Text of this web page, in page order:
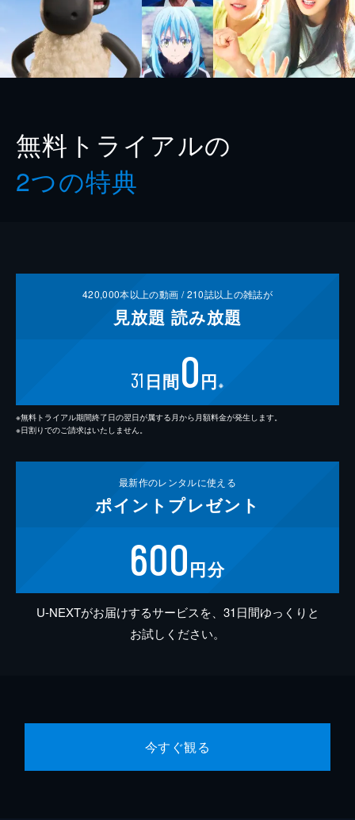
無料トライアルの
2つの特典
420,000本以上の動画 /210誌以上の雑誌が
見放題 読み放題
31 日間0円 ※
※無料トライアル期間終了日の翌日が属する月から月額料金が発生します。
※日割りでのご請求はいたしません。
最新作のレンタルに使える
ポイント プレゼント
600円分
U-NEXTがお届けするサービスを、31日間ゆっくりと
お試しください。
今すぐ観る